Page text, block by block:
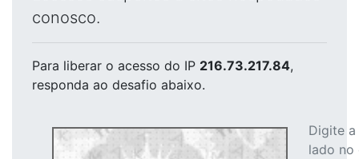
conosco.
Para liberar o acesso do IP 216.73.217.84,
responda ao desafio abaixo.
Digite
lado no